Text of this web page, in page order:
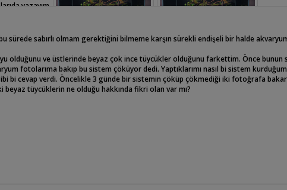
yazayım.
sürede sabırlı olmam gerektiğini bilmeme karşın sürekli endişeli bir halde
olduğunu ve üstlerinde beyaz çok ince tüycükler olduğunu farkettim. Önce bunun
fotolarıma bakıp bu sistem çöküyor dedi. Yaptıklarımı nasıl bi sistem
gibi bi cevap verdi. Öncelikle 3 günde bir sistemin çöküp çökmediği iki fotoğrafa
tüycüklerin ne olduğu hakkında fikri olan var mı?